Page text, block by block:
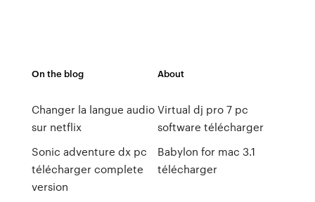
On the blog
Changer la langue audio
sur netflix
Sonic adventure dx pc
télécharger complete
version
About
Virtual dj pro 7 pc
software télécharger
Babylon for mac 3.1
télécharger